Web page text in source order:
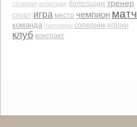
сборная арби­траж болельщик тренер
спорт игра место чемпион матч
команда партнеры соперник игроки
клуб контракт